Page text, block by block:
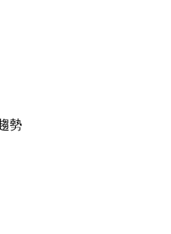
勢